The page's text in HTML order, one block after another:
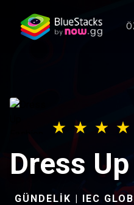
Dress
GÜNDELIK | IEC